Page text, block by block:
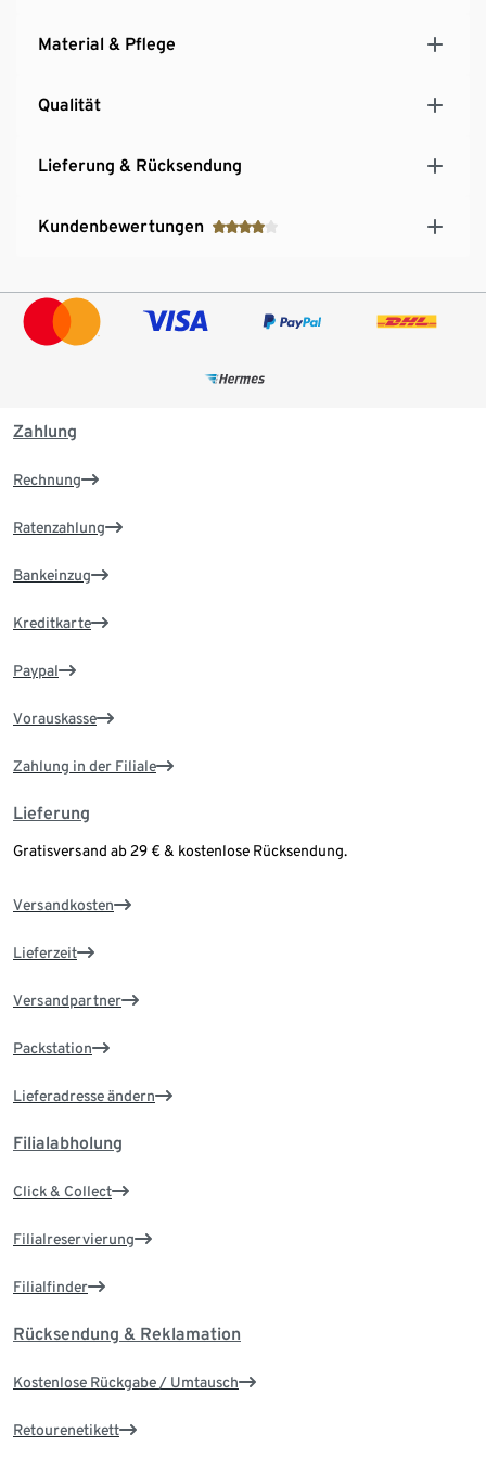
Material & Pflege
Qualität
Lieferung & Rücksendung
Kundenbewertungen
Zahlung
Rechnung
Ratenzahlung
Bankeinzug
Kreditkarte
Paypal
Vorauskasse
Zahlung in der Filiale
Lieferung
Gratisversand ab 29 € & kostenlose Rücksendung.
Versandkosten
Lieferzeit
Versandpartner
Packstation
Lieferadresse ändern
Filialabholung
Click & Collect
Filialreservierung
Filialfinder
Rücksendung & Reklamation
Kostenlose Rückgabe / Umtausch
Retourenetikett